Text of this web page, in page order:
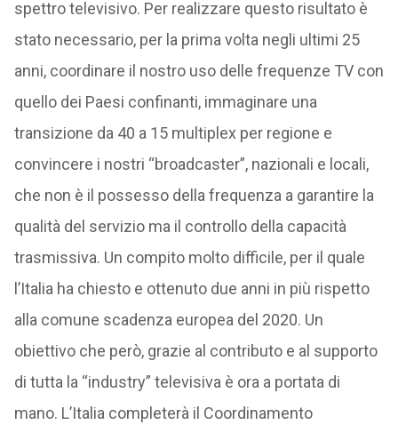
spettro televisivo. Per realizzare questo risultato è
stato necessario, per la prima volta negli ultimi 25
anni, coordinare il nostro uso delle frequenze TV con
quello dei Paesi confinanti, immaginare una
transizione da 40 a 15 multiplex per regione e
convincere i nostri “broadcaster”, nazionali e locali,
che non è il possesso della frequenza a garantire la
qualità del servizio ma il controllo della capacità
trasmissiva. Un compito molto difficile, per il quale
l’Italia ha chiesto e ottenuto due anni in più rispetto
alla comune scadenza europea del 2020. Un
obiettivo che però, grazie al contributo e al supporto
di tutta la “industry” televisiva è ora a portata di
mano. L’Italia completerà il Coordinamento